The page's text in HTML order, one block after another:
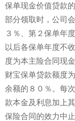
保单现金价值贷款
部分领取时，公司
３％、第２保单年
以后各保单年度不
度为本主险合同现
财宝保单贷款额度
余额的８０％。每
款本金及利息加上
保险合同的效力中止